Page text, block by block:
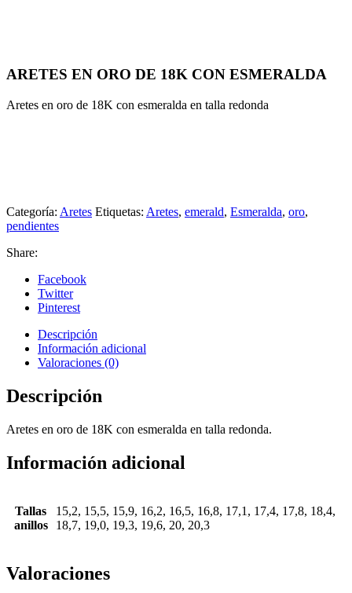
ARETES EN ORO DE 18K CON ESMERALDA
Aretes en oro de 18K con esmeralda en talla redonda
Categoría: Aretes Etiquetas: Aretes, emerald, Esmeralda, oro,
pendientes
Share:
Facebook
Twitter
Pinterest
Descripción
Información adicional
Valoraciones (0)
Descripción
Aretes en oro de 18K con esmeralda en talla redonda.
Información adicional
Tallas
anillos
15,2, 15,5, 15,9, 16,2, 16,5, 16,8, 17,1, 17,4, 17,8, 18,4,
18,7, 19,0, 19,3, 19,6, 20, 20,3
Valoraciones